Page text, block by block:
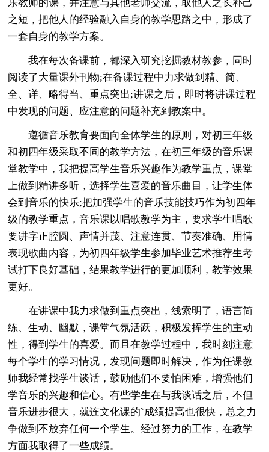
乐教师的课，并注意与其他老师交流，取他人之长补己
之短，把他人的经验融入自身的教学思路之中，形成了
一套自身的教学方案。
我在每次备课前，都深入研究挖掘教材教参，同时
阅读了大量课外刊物;在备课过程中力求做到精、简、
全、详、略得当、重点突出;讲课之后，即时将讲课过程
中发现的问题、应注意的问题补充到教案中。
遵循音乐教育要面向全体学生的原则，对初三年级
和初四年级采取不同的教学方法，在初三年级的音乐课
堂教学中，我把提高学生音乐兴趣作为教学重点，课堂
上做到精讲多听，选择学生喜爱的音乐曲目，让学生体
会到音乐的快乐;把加强学生的音乐技能技巧作为初四年
级的教学重点，音乐课以唱歌教学为主，要求学生唱歌
要讲字正腔圆、声情并茂、注意连贯、节奏准确、用情
表现歌曲内容，为初四年级学生参加毕业艺术推荐生考
试打下良好基础，结果教学进行的更加顺利，教学效果
更好。
在讲课中我力求做到重点突出，线索明了，语言简
练、生动、幽默，课堂气氛活跃，积极发挥学生的主动
性，得到学生的喜爱。而且在教学过程中，我时刻注意
每个学生的学习情况，发现问题即时解决，作为任课教
师我经常找学生谈话，鼓励他们不要怕困难，增强他们
学音乐的兴趣和信心。有些学生在与我谈话之后，不但
音乐进步很大，就连文化课的`成绩提高也很快，总之力
争做到不放弃任何一个学生。经过努力的工作，在教学
方面我取得了一些成绩。